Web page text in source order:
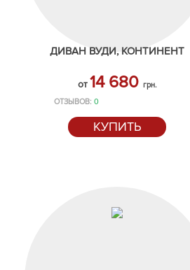
ДИВАН ВУДИ, КОНТИНЕНТ
от 14 680 грн.
ОТЗЫВОВ: 0
КУПИТЬ